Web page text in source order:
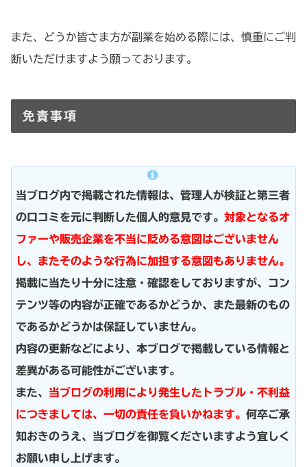
また、どうか皆さま方が副業を始める際には、慎重にご判
断いただけますよう願っております。
免責事項
当ブログ内で掲載された情報は、管理人が検証と第三者
の口コミを元に判断した個人的意見です。 対象となるオ
ファーや販売企業を不当に貶める意図はございません
し、またそのような行為に加担する意図もありません。
掲載に当たり十分に注意・確認をしておりますが、コン
テンツ等の内容が正確であるかどうか、また最新のもの
であるかどうかは保証していません。
内容の更新などにより、本ブログで掲載している情報と
差異がある可能性がございます。
また、 当ブログの利用により発生したトラブル・不利益
につきましては、一切の責任を負いかねます。 何卒ご承
知おきのうえ、当ブログを御覧くださいますよう宜しく
お願い申し上げます。